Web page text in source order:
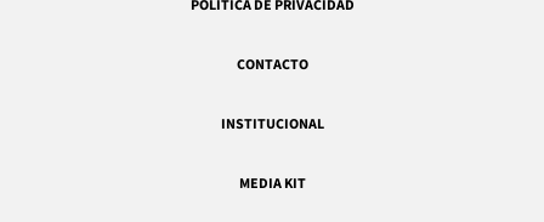
POLÍTICA DE PRIVACIDAD
CONTACTO
INSTITUCIONAL
MEDIA KIT